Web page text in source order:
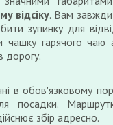
відсіку. Вам завжди
зупинку для
чашку гарячого чаю
дорогу.
в обов'язковому
посадки.
збір адресно.